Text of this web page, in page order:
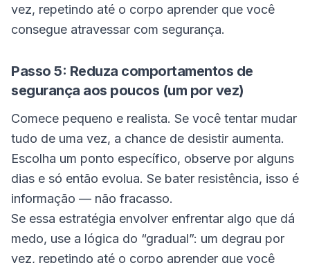
vez, repetindo até o corpo aprender que você
consegue atravessar com segurança.
Passo 5: Reduza comportamentos de
segurança aos poucos (um por vez)
Comece pequeno e realista. Se você tentar mudar
tudo de uma vez, a chance de desistir aumenta.
Escolha um ponto específico, observe por alguns
dias e só então evolua. Se bater resistência, isso é
informação — não fracasso.
Se essa estratégia envolver enfrentar algo que dá
medo, use a lógica do “gradual”: um degrau por
vez, repetindo até o corpo aprender que você